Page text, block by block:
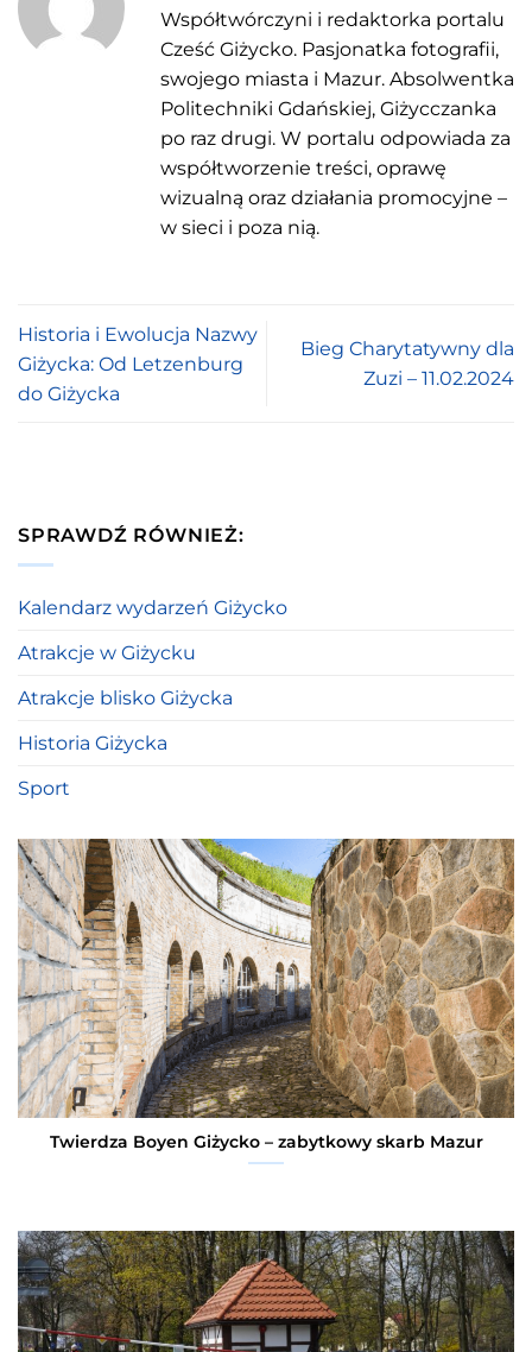
Współtwórczyni i redaktorka portalu
Cześć Giżycko. Pasjonatka fotografii,
swojego miasta i Mazur. Absolwentka
Politechniki Gdańskiej, Giżycczanka
po raz drugi. W portalu odpowiada za
współtworzenie treści, oprawę
wizualną oraz działania promocyjne –
w sieci i poza nią.
Historia i Ewolucja Nazwy
Giżycka: Od Letzenburg
do Giżycka
Bieg Charytatywny dla
Zuzi – 11.02.2024
SPRAWDŹ RÓWNIEŻ:
Kalendarz wydarzeń Giżycko
Atrakcje w Giżycku
Atrakcje blisko Giżycka
Historia Giżycka
Sport
Twierdza Boyen Giżycko – zabytkowy skarb Mazur